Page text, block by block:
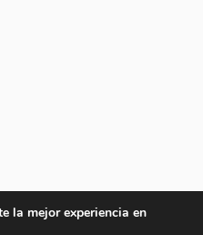
la mejor experiencia en